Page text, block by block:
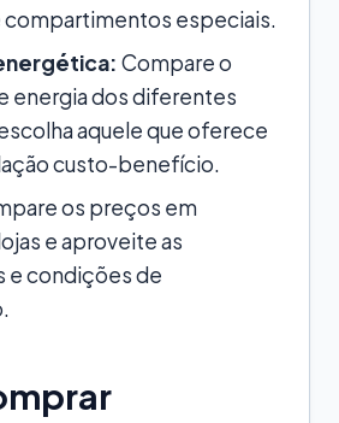
compartimentos especiais.
Compare o
energia dos diferentes
aquele que oferece
custo-benefício.
os preços em
e aproveite as
e condições de